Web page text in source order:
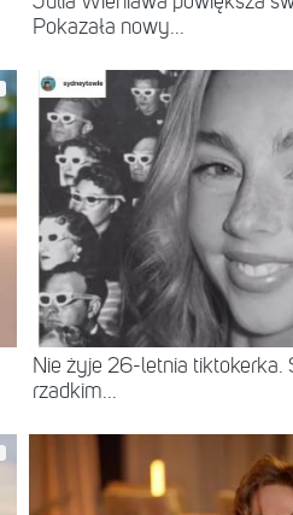
Pokazała nowy...
Nie żyje 26-letnia tiktokerka.
rzadkim...